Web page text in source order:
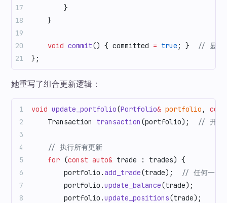
        }
    }
    void
commit() { committed = true ; }
// 显式
};
她重写了组合更新逻辑：
void update_portfolio(Portfolio& portfolio ,
    Transaction
transaction (portfolio);
// 开始
    // 执行所有更新
    for
(const auto& trade : trades) {
        portfolio.
add_trade(trade);
// 任何一步
        portfolio.
update_balance(trade);
        portfolio.
update_positions(trade);